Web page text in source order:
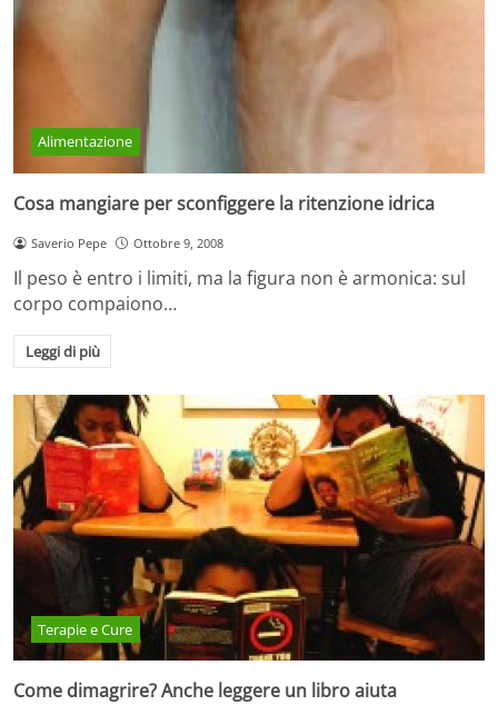
Alimentazione
Cosa mangiare per sconfiggere la ritenzione idrica
Saverio Pepe Ottobre 9, 2008
Il peso è entro i limiti, ma la figura non è armonica: sul
corpo compaiono…
Leggi di più
Terapie e Cure
Come dimagrire? Anche leggere un libro aiuta